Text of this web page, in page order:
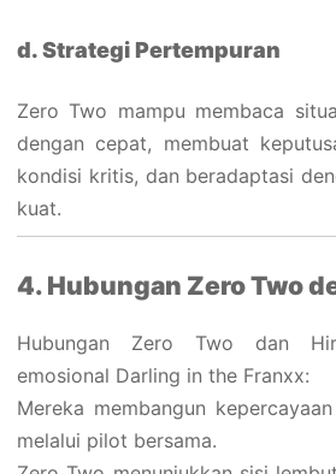
d. Strategi Pertempuran
Zero Two mampu membaca
dengan cepat, membuat
kondisi kritis, dan beradaptasi
kuat.
4. Hubungan Zero Two
Hubungan Zero Two dan
emosional Darling in the Franxx:
Mereka membangun
melalui pilot bersama.